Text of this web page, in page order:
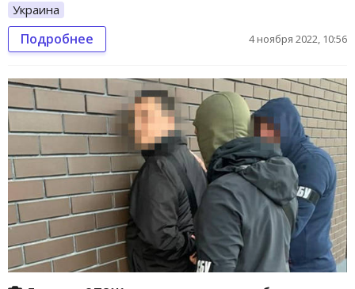
Украина
Подробнее 4 ноября 2022, 10:56